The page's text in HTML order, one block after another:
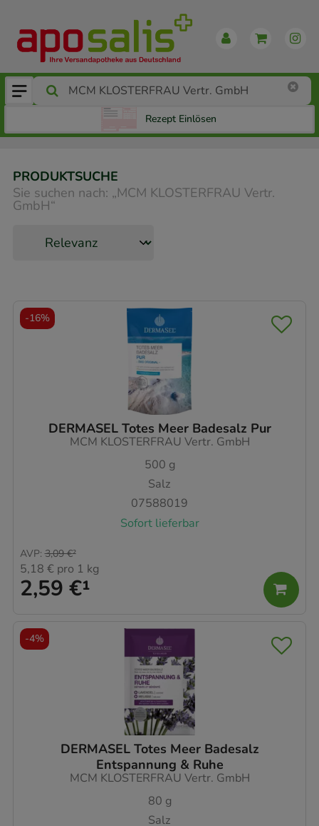
Rezept Einlösen
PRODUKTSUCHE
Sie suchen nach: „MCM KLOSTERFRAU Vertr.
GmbH“
DERMASEL Totes Meer Badesalz Pur
MCM KLOSTERFRAU Vertr. GmbH
500 g
Salz
07588019
Sofort lieferbar
2,59 €¹
AVP: 3,09 €²
5,18 € pro 1 kg
-16%
DERMASEL Totes Meer Badesalz
Entspannung & Ruhe
MCM KLOSTERFRAU Vertr. GmbH
80 g
Salz
-4%